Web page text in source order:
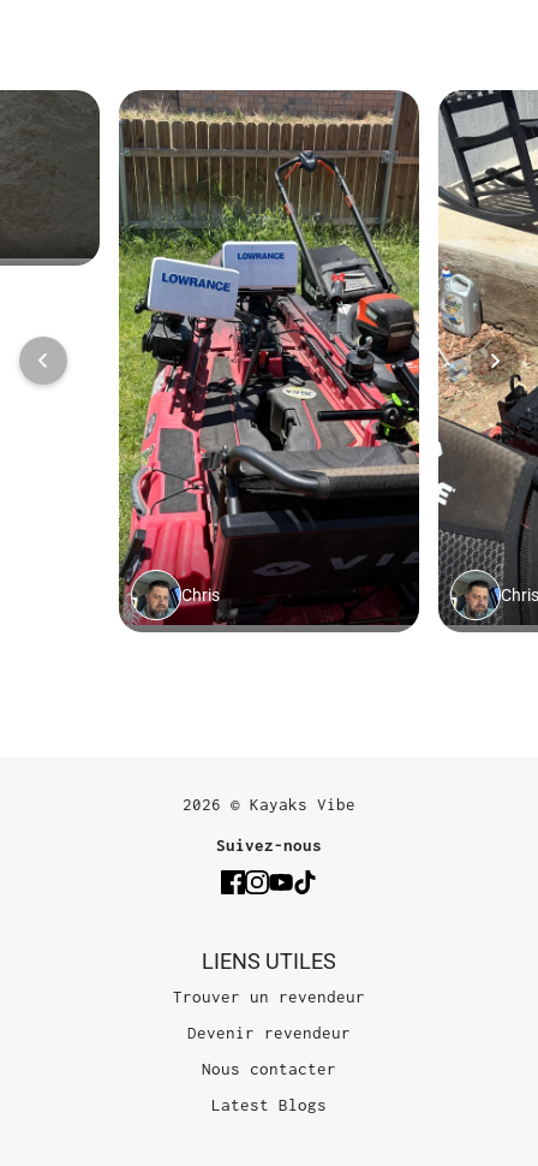
2026 © Kayaks Vibe
Suivez-nous
LIENS UTILES
Trouver un revendeur
Devenir revendeur
Nous contacter
Latest Blogs